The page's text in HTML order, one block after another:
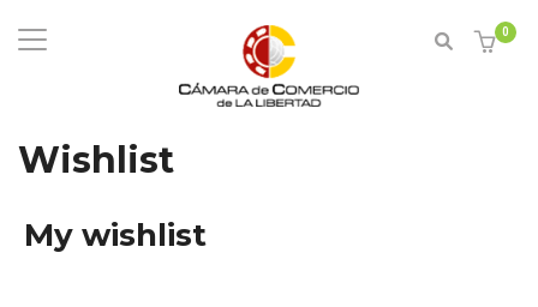
0
Wishlist
My wishlist